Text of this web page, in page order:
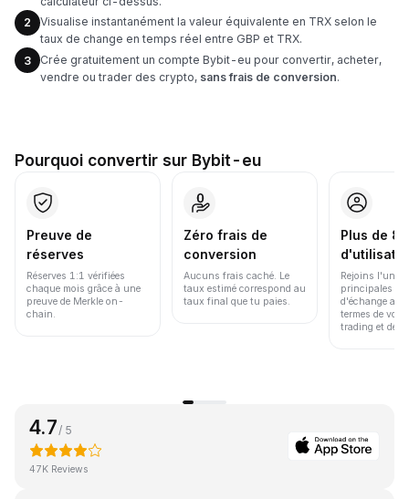
2
Visualise instantanément la valeur équivalente en TRX selon le
taux de change en temps réel entre GBP et TRX.
3
Crée gratuitement un compte Bybit-eu pour convertir, acheter,
vendre ou trader des crypto, sans frais de conversion.
Pourquoi convertir sur Bybit-eu
Preuve de
réserves
Réserves 1:1 vérifiées
chaque mois grâce à une
preuve de Merkle on-
chain.
Zéro frais de
conversion
Aucuns frais caché. Le
taux estimé correspond au
taux final que tu paies.
Plus de
Rejoins l'une
principales
d'échange au
termes de
trading et de
4.7 / 5
47K Reviews